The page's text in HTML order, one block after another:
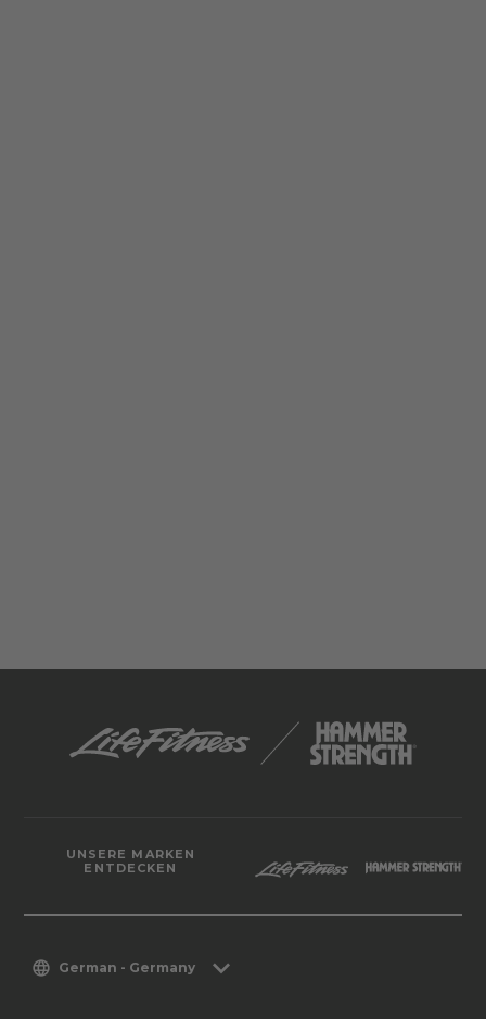
UNSERE MARKEN
ENTDECKEN
German - Germany